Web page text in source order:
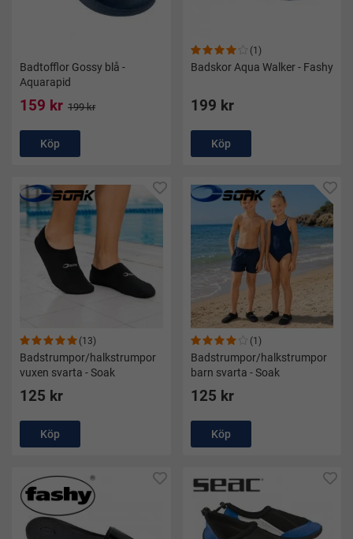
Badtofflor Gossy blå -
Aquarapid
159 kr 199 kr
Köp
(1)
Badskor Aqua Walker - Fashy
199 kr
Köp
(13)
Badstrumpor/halkstrumpor
vuxen svarta - Soak
125 kr
Köp
(1)
Badstrumpor/halkstrumpor
barn svarta - Soak
125 kr
Köp